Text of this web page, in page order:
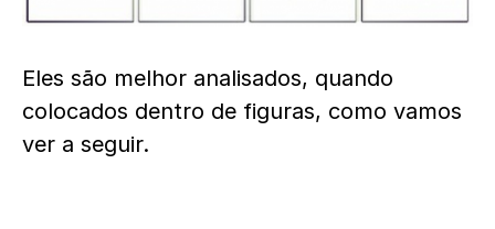
Eles são melhor analisados, quando
colocados dentro de figuras, como vamos
ver a seguir.